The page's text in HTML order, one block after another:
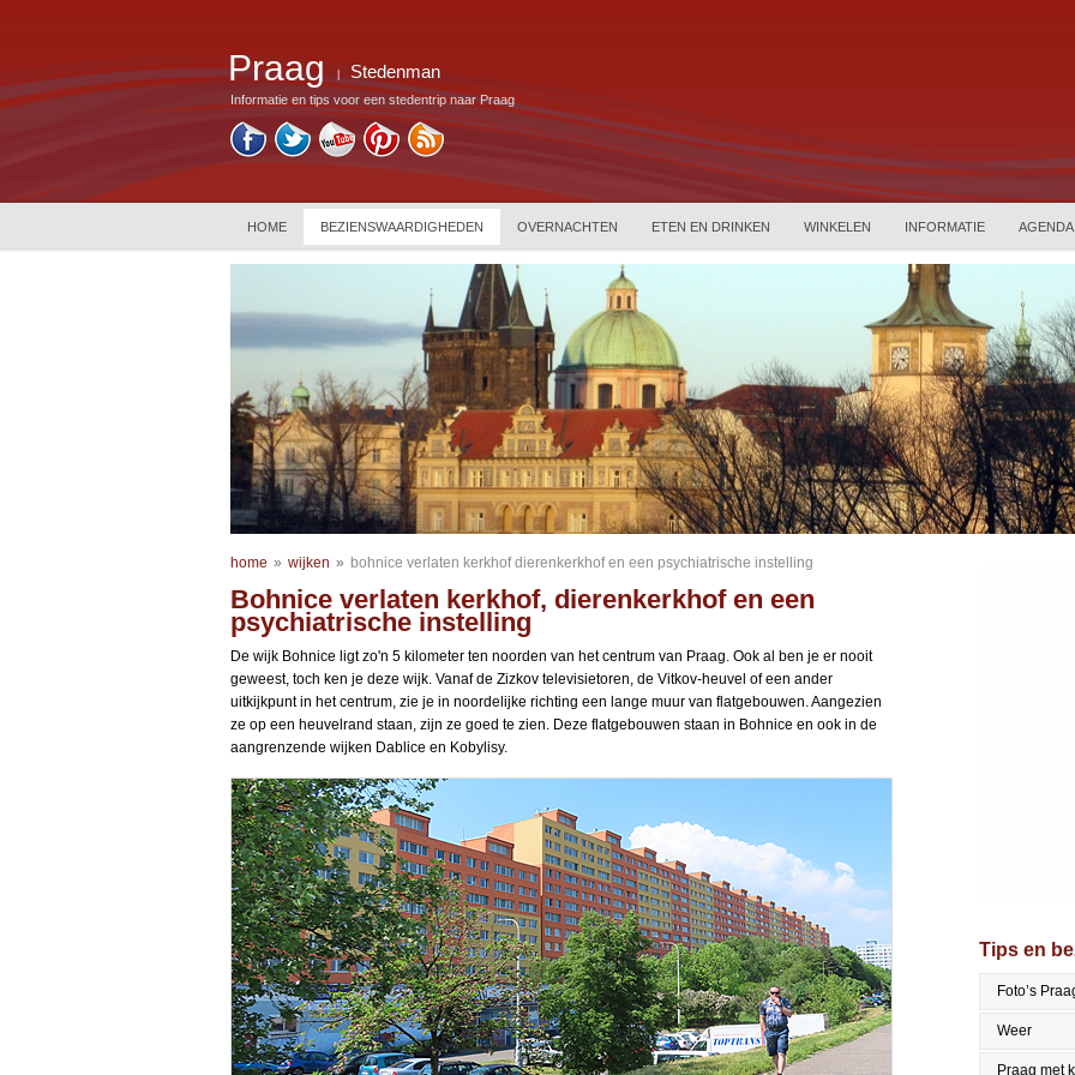
Praag Stedenman
Informatie en tips voor een stedentrip naar Praag
HOME BEZIENSWAARDIGHEDEN OVERNACHTEN ETEN EN DRINKEN WINKELEN INFORMATIE AGENDA
home » wijken » bohnice verlaten kerkhof dierenkerkhof en een psychiatrische instelling
Bohnice verlaten kerkhof, dierenkerkhof en een
psychiatrische instelling
De wijk Bohnice ligt zo'n 5 kilometer ten noorden van het centrum van Praag. Ook al ben je er nooit
geweest, toch ken je deze wijk. Vanaf de Zizkov televisietoren, de Vitkov-heuvel of een ander
uitkijkpunt in het centrum, zie je in noordelijke richting een lange muur van flatgebouwen. Aangezien
ze op een heuvelrand staan, zijn ze goed te zien. Deze flatgebouwen staan in Bohnice en ook in de
aangrenzende wijken Dablice en Kobylisy.
Tips en
Foto’s
Weer
Praag met